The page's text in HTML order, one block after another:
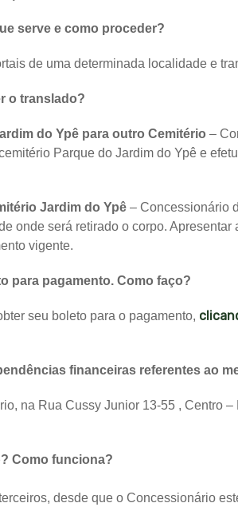
serve e como proceder?
de uma determinada localidade e
o translado?
do Ypê para outro Cemitério –
Parque do Jardim do Ypê e
Jardim do Ypê – Concessionário
onde será retirado o corpo.
vigente.
para pagamento. Como faço?
seu boleto para o pagamento,
financeiras referentes ao
na Rua Cussy Junior 13-55 , Centro
Como funciona?
desde que o Concessionário